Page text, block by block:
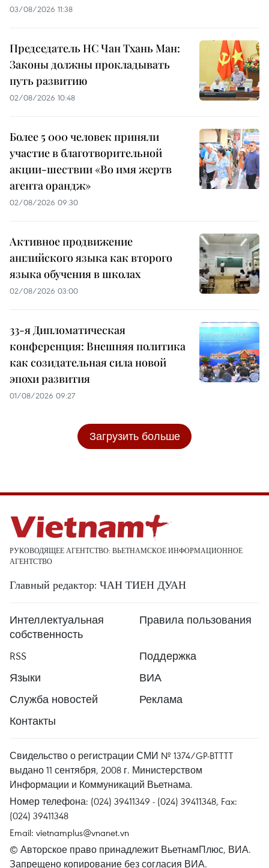
03/08/2026 11:38
Председатель НС Чан Тхань Ман:
Законы должны прокладывать
путь развитию
02/08/2026 10:48
Более 5 000 человек приняли
участие в благотворительной
акции-шествии «Во имя жертв
агента орандж»
02/08/2026 09:30
Активное продвижение
английского языка как второго
языка обучения в школах
02/08/2026 03:00
33-я Дипломатическая
конференция: Внешняя политика
как созидательная сила новой
эпохи развития
01/08/2026 09:27
Загрузить больше
РУКОВОДЯЩЕЕ АГЕНТСТВО: ВЬЕТНАМСКОЕ ИНФОРМАЦИОННОЕ
АГЕНТСТВО
Главный редактор: ЧАН ТИЕН ДУАН
Интеллектуальная
собственность
Правила пользования
RSS
Поддержка
Языки
ВИА
Служба новостей
Реклама
Контакты
Свидельство о регистрации СМИ № 1374/GP-BTTTT
выдано 11 сентября, 2008 г. Министерством
Информации и Коммуникаций Вьетнама.
Номер телефона: (024) 39411349 - (024) 39411348, Fax:
(024) 39411348
Email: vietnamplus@vnanet.vn
© Авторское право принадлежит ВьетнамПлюс, ВИА.
Запрещено копирование без согласия ВИА.